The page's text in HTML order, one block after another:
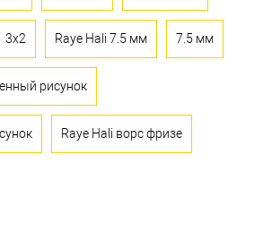
3x2 Raye Hali 7.5 мм 7.5 мм
рисунок
Raye Hali ворс фризе